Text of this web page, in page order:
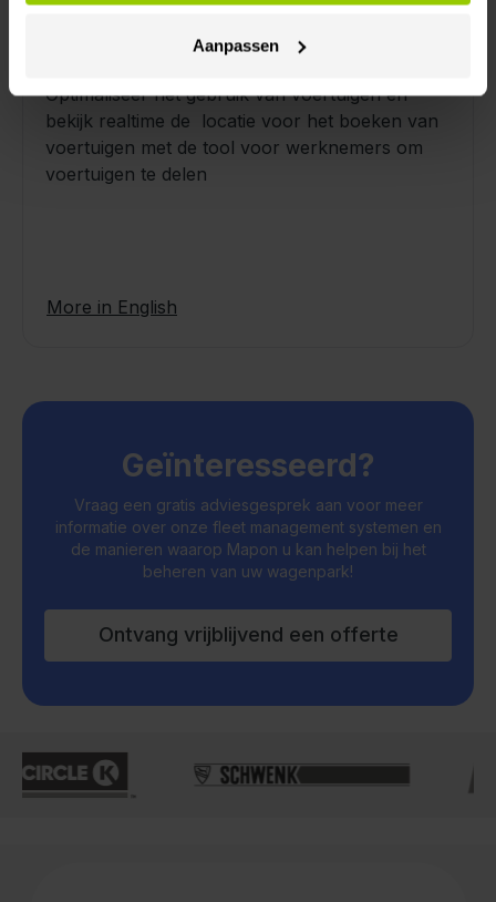
Aanpassen
Optimaliseer het gebruik van voertuigen en
bekijk realtime de locatie voor het boeken van
voertuigen met de tool voor werknemers om
voertuigen te delen
More in English
Geïnteresseerd?
Vraag een gratis adviesgesprek aan voor meer
informatie over onze fleet management systemen en
de manieren waarop Mapon u kan helpen bij het
beheren van uw wagenpark!
Ontvang vrijblijvend een offerte